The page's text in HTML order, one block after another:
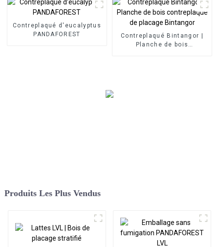
Contreplaqué d'eucalyptus
PANDAFOREST
Contreplaqué Bintangor |
Planche de bois
Produits Les Plus Vendus